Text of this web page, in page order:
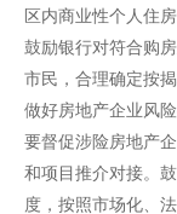
区内商业性个人住
鼓励银行对符合购
市民，合理确定按
做好房地产企业风
要督促涉险房地产
和项目推介对接。
度，按照市场化、